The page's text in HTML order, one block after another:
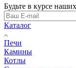
Будьте в курсе
Каталог
Печи
Камины
Котлы